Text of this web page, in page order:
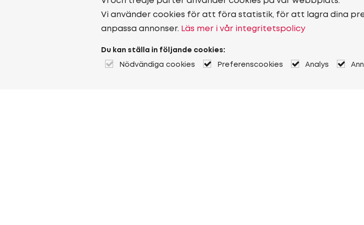
Vi använder cookies för att föra statistik, för att lagra dina
anpassa annonser. Läs mer i vår integritetspolicy
Du kan ställa in följande cookies:
Nödvändiga cookies Preferenscookies Analys